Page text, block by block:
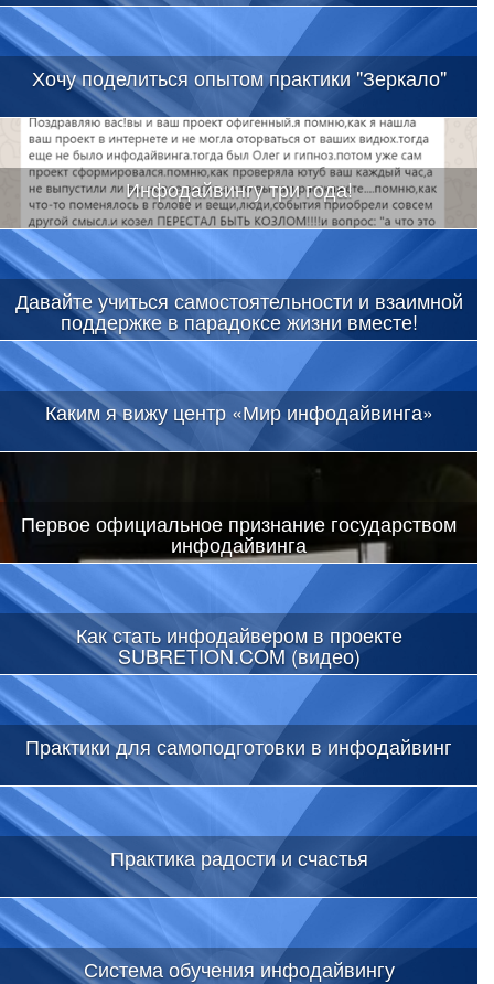
Хочу поделиться опытом практики "Зеркало"
Инфодайвингу три года!
Давайте учиться самостоятельности и взаимной
поддержке в парадоксе жизни вместе!
Каким я вижу центр «Мир инфодайвинга»
Первое официальное признание государством
инфодайвинга
Как стать инфодайвером в проекте
SUBRETION.COM (видео)
Практики для самоподготовки в инфодайвинг
Практика радости и счастья
Система обучения инфодайвингу